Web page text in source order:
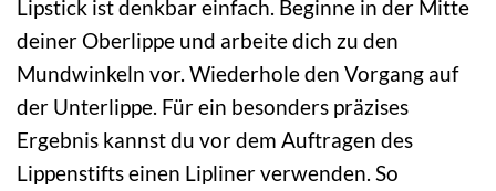
Lipstick ist denkbar einfach. Beginne in der Mitte
deiner Oberlippe und arbeite dich zu den
Mundwinkeln vor. Wiederhole den Vorgang auf
der Unterlippe. Für ein besonders präzises
Ergebnis kannst du vor dem Auftragen des
Lippenstifts einen Lipliner verwenden. So